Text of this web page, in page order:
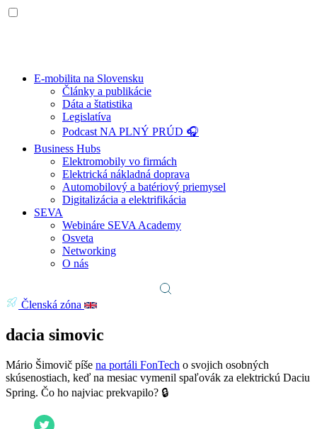
E-mobilita na Slovensku
Články a publikácie
Dáta a štatistika
Legislatíva
Podcast NA PLNÝ PRÚD 🎧
Business Hubs
Elektromobily vo firmách
Elektrická nákladná doprava
Automobilový a batériový priemysel
Digitalizácia a elektrifikácia
SEVA
Webináre SEVA Academy
Osveta
Networking
O nás
Členská zóna
dacia simovic
Mário Šimovič píše na portáli FonTech o svojich osobných
skúsenostiach, keď na mesiac vymenil spaľovák za elektrickú Daciu
Spring. Čo ho najviac prekvapilo? 🔒